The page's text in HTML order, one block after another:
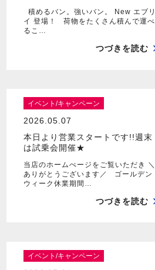
積めるバン。強いバン。 New エブリ
イ 登場！ 荷物をたくさん積んで運べ
るこ…
つづきを読む
イベント/キャンペーン
2026.05.07
本日より営業スタートです!!週末
は試乗会開催★
当店のホームぺージをご覧いただき ＼
ありがとうございます／ ゴールデン
ウィーク休業期間…
つづきを読む
イベント/キャンペーン